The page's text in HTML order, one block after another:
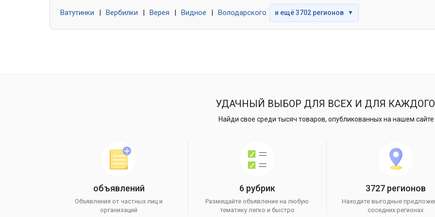
Ватутинки Вербилки Верея Видное Володарского и ещё 3702 регионов ▼
УДАЧНЫЙ ВЫБОР ДЛЯ ВСЕХ И ДЛЯ
Найди свое среди тысяч товаров, опубликованных на нашем сайте
объявлений
Объявления от частных лиц и
организаций
6 рубрик
Размещайте объявление на любую
тематику легко и быстро
3727 регионов
Находите выгодные
соседних регионах